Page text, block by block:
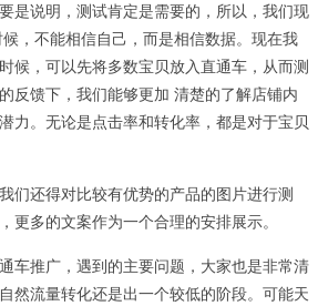
是说明，测试肯定是需要的，所以，我们现
，不能相信自己，而是相信数据。现在我
候，可以先将多数宝贝放入直通车，从而测
反馈下，我们能够更加 清楚的了解店铺内
力。无论是点击率和转化率，都是对于宝贝
们还得对比较有优势的产品的图片进行测
更多的文案作为一个合理的安排展示。
车推广，遇到的主要问题，大家也是非常清
然流量转化还是出一个较低的阶段。可能天